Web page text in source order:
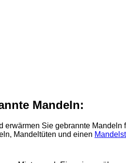
Mandeln:
Sie gebrannte
Mandeltüten und einen